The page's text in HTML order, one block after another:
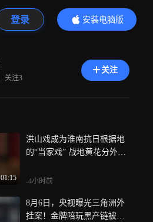
登录
安装电脑版
内容更精彩
关注3
关注
01:15
洪山戏成为淮南抗日根据地
的“当家戏” 战地黄花分外香
据地的“当家戏”
-4小时前
8月6日，央视曝光三角洲外
挂案！金牌陪玩黑产链被